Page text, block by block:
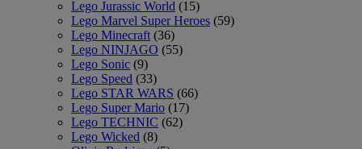
Lego Jurassic World (15)
Lego Marvel Super Heroes (59)
Lego Minecraft (36)
Lego NINJAGO (55)
Lego Sonic (9)
Lego Speed (33)
Lego STAR WARS (66)
Lego Super Mario (17)
Lego TECHNIC (62)
Lego Wicked (8)